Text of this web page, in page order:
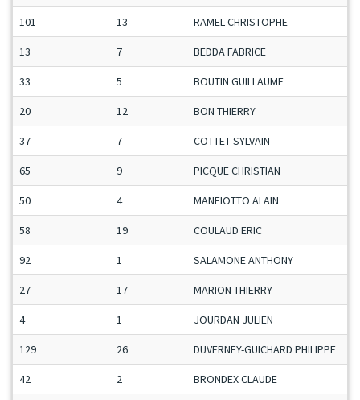
101 13 RAMEL CHRISTOPHE
13 7 BEDDA FABRICE
33 5 BOUTIN GUILLAUME
20 12 BON THIERRY
37 7 COTTET SYLVAIN
65 9 PICQUE CHRISTIAN
50 4 MANFIOTTO ALAIN
58 19 COULAUD ERIC
92 1 SALAMONE ANTHONY
27 17 MARION THIERRY
4 1 JOURDAN JULIEN
129 26 DUVERNEY-GUICHARD PHILIPPE
42 2 BRONDEX CLAUDE